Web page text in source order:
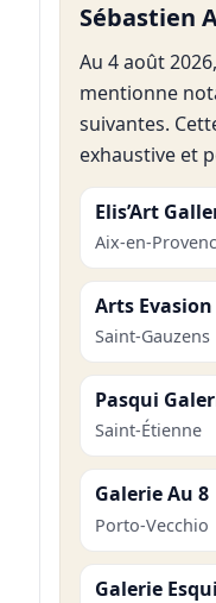
Sébastien
Au 4 août
mentionne
suivantes.
exhaustive et
Elis’Art
Aix-en-
Arts
Saint-Gauzens
Pasqui
Saint-Étienne
Galerie Au 8
Porto-Vecchio
Galerie